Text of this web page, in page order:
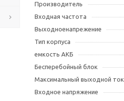
Производитель
Входная частота
Выходноенапрежение
Тип корпуса
емкость АКБ
Бесперебойный блок
Максимальный выходной ток
Входное напряжение